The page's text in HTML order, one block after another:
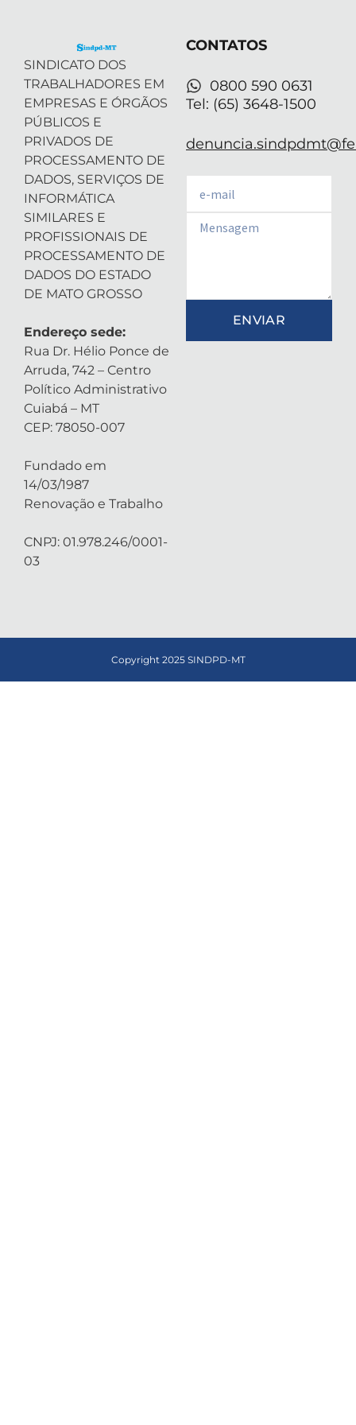
SINDICATO DOS
TRABALHADORES EM
EMPRESAS E ÓRGÃOS
PÚBLICOS E
PRIVADOS DE
PROCESSAMENTO DE
DADOS, SERVIÇOS DE
INFORMÁTICA
SIMILARES E
PROFISSIONAIS DE
PROCESSAMENTO DE
DADOS DO ESTADO
DE MATO GROSSO
Endereço sede:
Rua Dr. Hélio Ponce de
Arruda, 742 – Centro
Político Administrativo
Cuiabá – MT
CEP: 78050-007
Fundado em
14/03/1987
Renovação e Trabalho
CNPJ: 01.978.246/0001-
03
CONTATOS
0800 590 0631
Tel: (65) 3648-1500
Email
ENVIAR
Copyright 2025 SINDPD-MT